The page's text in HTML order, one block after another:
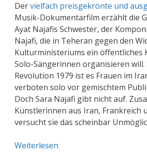
Dervielfach preisgekrönte und
Musik-Dokumentarfilm erzählt die
Ayat Najafis Schwester, der
Najafi, die in Teheran gegen den
Kulturministeriums ein öffentliches
Solo-Sängerinnen organisieren will.
Revolution 1979 ist es Frauen im
verboten solo vor gemischtem
Doch Sara Najafi gibt nicht auf.
Künstlerinnen aus Iran, Frankreich
versucht sie das scheinbar
Weiterlesen